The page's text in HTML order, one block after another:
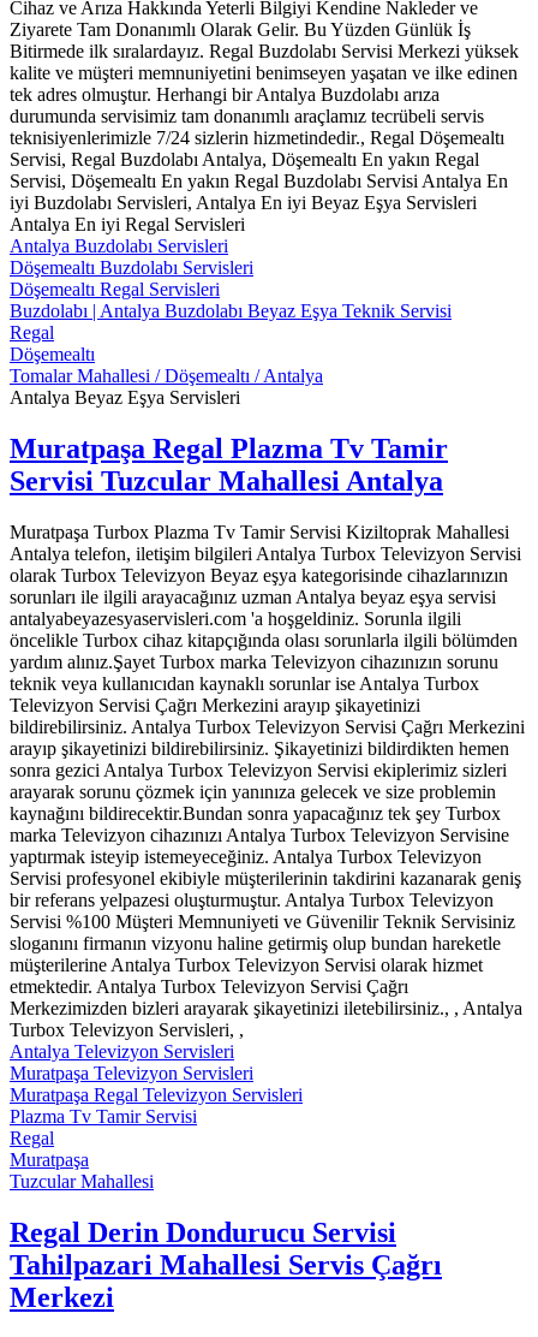
Cihaz ve Arıza Hakkında Yeterli Bilgiyi Kendine Nakleder ve
Ziyarete Tam Donanımlı Olarak Gelir. Bu Yüzden Günlük İş
Bitirmede ilk sıralardayız. Regal Buzdolabı Servisi Merkezi yüksek
kalite ve müşteri memnuniyetini benimseyen yaşatan ve ilke edinen
tek adres olmuştur. Herhangi bir Antalya Buzdolabı arıza
durumunda servisimiz tam donanımlı araçlamız tecrübeli servis
teknisiyenlerimizle 7/24 sizlerin hizmetindedir., Regal Döşemealtı
Servisi, Regal Buzdolabı Antalya, Döşemealtı En yakın Regal
Servisi, Döşemealtı En yakın Regal Buzdolabı Servisi Antalya En
iyi Buzdolabı Servisleri, Antalya En iyi Beyaz Eşya Servisleri
Antalya En iyi Regal Servisleri
Antalya Buzdolabı Servisleri
Döşemealtı Buzdolabı Servisleri
Döşemealtı Regal Servisleri
Buzdolabı | Antalya Buzdolabı Beyaz Eşya Teknik Servisi
Regal
Döşemealtı
Tomalar Mahallesi / Döşemealtı / Antalya
Antalya Beyaz Eşya Servisleri
Muratpaşa Regal Plazma Tv Tamir
Servisi Tuzcular Mahallesi Antalya
Muratpaşa Turbox Plazma Tv Tamir Servisi Kiziltoprak Mahallesi
Antalya telefon, iletişim bilgileri Antalya Turbox Televizyon Servisi
olarak Turbox Televizyon Beyaz eşya kategorisinde cihazlarınızın
sorunları ile ilgili arayacağınız uzman Antalya beyaz eşya servisi
antalyabeyazesyaservisleri.com 'a hoşgeldiniz. Sorunla ilgili
öncelikle Turbox cihaz kitapçığında olası sorunlarla ilgili bölümden
yardım alınız.Şayet Turbox marka Televizyon cihazınızın sorunu
teknik veya kullanıcıdan kaynaklı sorunlar ise Antalya Turbox
Televizyon Servisi Çağrı Merkezini arayıp şikayetinizi
bildirebilirsiniz. Antalya Turbox Televizyon Servisi Çağrı Merkezini
arayıp şikayetinizi bildirebilirsiniz. Şikayetinizi bildirdikten hemen
sonra gezici Antalya Turbox Televizyon Servisi ekiplerimiz sizleri
arayarak sorunu çözmek için yanınıza gelecek ve size problemin
kaynağını bildirecektir.Bundan sonra yapacağınız tek şey Turbox
marka Televizyon cihazınızı Antalya Turbox Televizyon Servisine
yaptırmak isteyip istemeyeceğiniz. Antalya Turbox Televizyon
Servisi profesyonel ekibiyle müşterilerinin takdirini kazanarak geniş
bir referans yelpazesi oluşturmuştur. Antalya Turbox Televizyon
Servisi %100 Müşteri Memnuniyeti ve Güvenilir Teknik Servisiniz
sloganını firmanın vizyonu haline getirmiş olup bundan hareketle
müşterilerine Antalya Turbox Televizyon Servisi olarak hizmet
etmektedir. Antalya Turbox Televizyon Servisi Çağrı
Merkezimizden bizleri arayarak şikayetinizi iletebilirsiniz., , Antalya
Turbox Televizyon Servisleri, ,
Antalya Televizyon Servisleri
Muratpaşa Televizyon Servisleri
Muratpaşa Regal Televizyon Servisleri
Plazma Tv Tamir Servisi
Regal
Muratpaşa
Tuzcular Mahallesi
Regal Derin Dondurucu Servisi
Tahilpazari Mahallesi Servis Çağrı
Merkezi